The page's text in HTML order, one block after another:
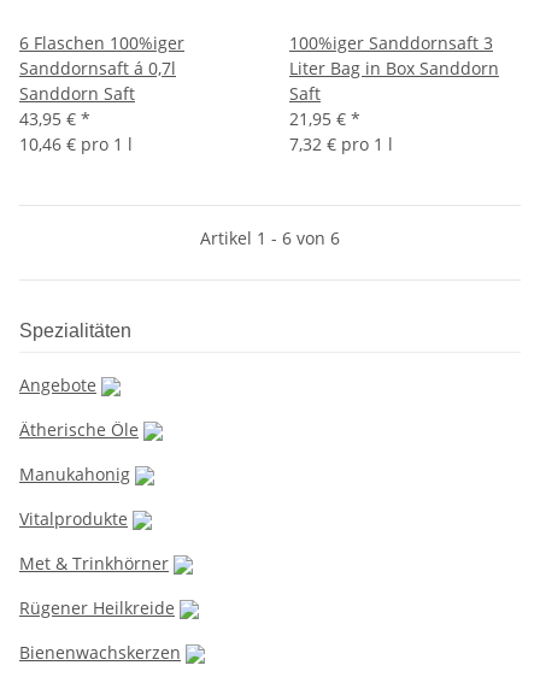
6 Flaschen 100%iger
Sanddornsaft á 0,7l
Sanddorn Saft
43,95 € *
10,46 € pro 1 l
100%iger Sanddornsaft 3
Liter Bag in Box Sanddorn
Saft
21,95 € *
7,32 € pro 1 l
Artikel 1 - 6 von 6
Spezialitäten
Angebote
Ätherische Öle
Manukahonig
Vitalprodukte
Met & Trinkhörner
Rügener Heilkreide
Bienenwachskerzen